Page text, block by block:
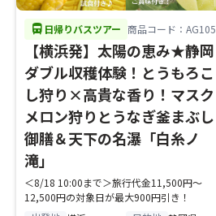
directions_bus 日帰りバスツアー 商品コード：AG105
【横浜発】太陽の恵み★静岡
ダブル収穫体験！とうもろこ
し狩り×高貴な香り！マスク
メロン狩りとうなぎ釜まぶし
御膳＆天下の名瀑「白糸ノ
滝」
＜8/18 10:00まで＞旅行代金11,500円～
12,500円の対象日が最大900円引き！